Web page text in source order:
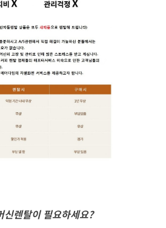
신렌탈이 필요하세요?